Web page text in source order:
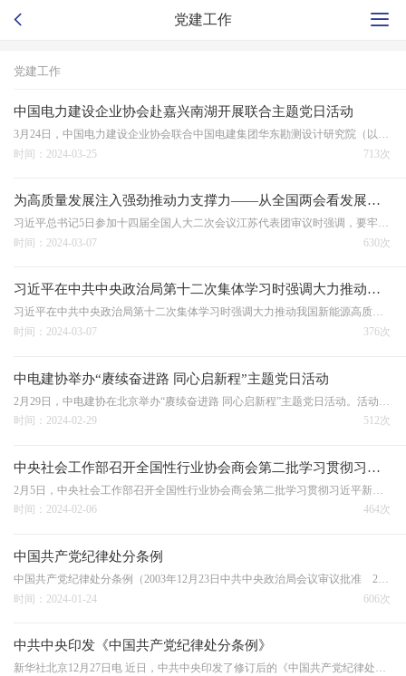
党建工作
党建工作
中国电力建设企业协会赴嘉兴南湖开展联合主题党日活动
3月24日，中国电力建设企业协会联合中国电建集团华东勘测设计研究院（以下简称“华东院”）赴嘉兴南湖开展以“传科创中国红之力 感新质生产力之势”为主题的党日活动。活动旨在通过重走一大路，回顾党的光辉历程，铭记初心使命。中国电力建设企业协会会长、书记王思强，…
713次
时间：2024-03-25
为高质量发展注入强劲推动力支撑力——从全国两会看发展新质生产力
习近平总书记5日参加十四届全国人大二次会议江苏代表团审议时强调，要牢牢把握高质量发展这个首要任务，因地制宜发展新质生产力。 从去年在地方考察时首次提出，到中央政治局集体学习时系统阐述，习近平总书记这一次对发展新质生产力进一步作出重要论述和重大部署。
630次
时间：2024-03-07
习近平在中共中央政治局第十二次集体学习时强调大力推动我国新能源高质量发展为共建清洁美丽世界作出更大贡献
习近平在中共中央政治局第十二次集体学习时强调大力推动我国新能源高质量发展为共建清洁美丽世界作出更大贡献
376次
时间：2024-03-07
中电建协举办“赓续奋进路 同心启新程”主题党日活动
512次
时间：2024-02-29
中央社会工作部召开全国性行业协会商会第二批学习贯彻习近平新时代中国特色社会主义思想主题教育总结会
464次
时间：2024-02-06
中国共产党纪律处分条例
中国共产党纪律处分条例（2003年12月23日中共中央政治局会议审议批准 2003年12月31日中共中央发布 2023年12月8日中共中央政治局会议第三次修订 2023年12月19日中共中央发布）第一编 总则第一章 总体要求和适用范围第一条 为了维护党章和其他党内法规，严肃党的纪律…
606次
时间：2024-01-24
中共中央印发《中国共产党纪律处分条例》
新华社北京12月27日电 近日，中共中央印发了修订后的《中国共产党纪律处分条例》（以下简称《条例》），并发出通知，要求各地区各部门认真遵照执行。通知指出，党的二十大对全面加强党的纪律建设作出战略部署。党中央着眼解决大党独有难题、健全全面从严治党体系，对《条…